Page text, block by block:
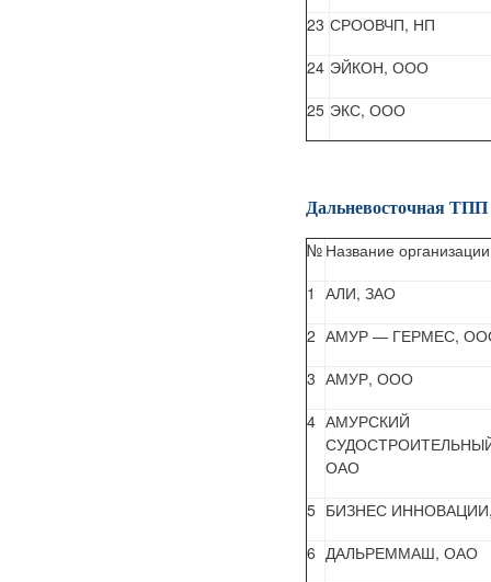
23 СРООВЧП, НП
24 ЭЙКОН, ООО
25 ЭКС, ООО
Дальневосточная ТПП
№ Название организации
1 АЛИ, ЗАО
2 АМУР — ГЕРМЕС,
3 АМУР, ООО
4 АМУРСКИЙ
ОАО
5 БИЗНЕС
6 ДАЛЬРЕММАШ, ОАО